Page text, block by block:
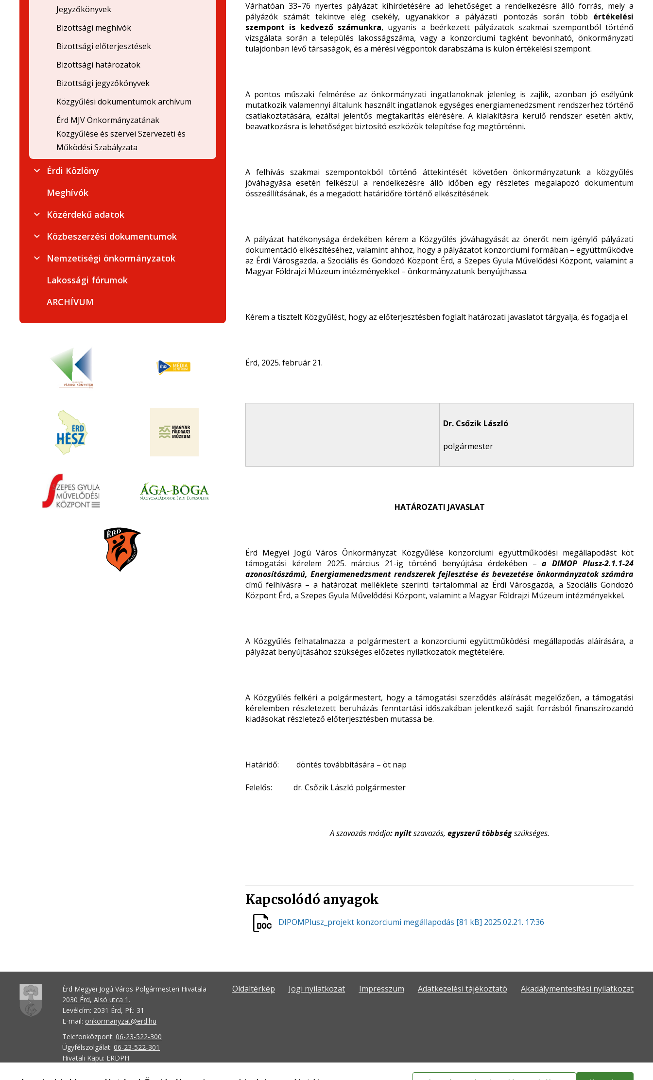
Várhatóan 33–76 nyertes pályázat kihirdetésére ad lehetőséget a rendelkezésre álló forrás, mely a
pályázók számát tekintve elég csekély, ugyanakkor a pályázati pontozás során több értékelési
szempont is kedvező számunkra, ugyanis a beérkezett pályázatok szakmai szempontból történő
vizsgálata során a település lakosságszáma, vagy a konzorciumi tagként bevonható, önkormányzati
tulajdonban lévő társaságok, és a mérési végpontok darabszáma is külön értékelési szempont.
A pontos műszaki felmérése az önkormányzati ingatlanoknak jelenleg is zajlik, azonban jó esélyünk
mutatkozik valamennyi általunk használt ingatlanok egységes energiamenedzsment rendszerhez történő
csatlakoztatására, ezáltal jelentős megtakarítás elérésére. A kialakításra kerülő rendszer esetén aktív,
beavatkozásra is lehetőséget biztosító eszközök telepítése fog megtörténni.
A felhívás szakmai szempontokból történő áttekintését követően önkormányzatunk a közgyűlés
jóváhagyása esetén felkészül a rendelkezésre álló időben egy részletes megalapozó dokumentum
összeállításának, és a megadott határidőre történő elkészítésének.
A pályázat hatékonysága érdekében kérem a Közgyűlés jóváhagyását az önerőt nem igénylő pályázati
dokumentáció elkészítéséhez, valamint ahhoz, hogy a pályázatot konzorciumi formában – együttműködve
az Érdi Városgazda, a Szociális és Gondozó Központ Érd, a Szepes Gyula Művelődési Központ, valamint a
Magyar Földrajzi Múzeum intézményekkel – önkormányzatunk benyújthassa.
Kérem a tisztelt Közgyűlést, hogy az előterjesztésben foglalt határozati javaslatot tárgyalja, és fogadja el.
Érd, 2025. február 21.
Dr. Csőzik László
polgármester
HATÁROZATI JAVASLAT
Érd Megyei Jogú Város Önkormányzat Közgyűlése konzorciumi együttműködési megállapodást köt
támogatási kérelem 2025. március 21-ig történő benyújtása érdekében –a DIMOP Plusz-2.1.1-24
azonosítószámú, Energiamenedzsment rendszerek fejlesztése és bevezetése önkormányzatok számára
című felhívásra – a határozat melléklete szerinti tartalommal az Érdi Városgazda, a Szociális Gondozó
Központ Érd, a Szepes Gyula Művelődési Központ, valamint a Magyar Földrajzi Múzeum intézményekkel.
A Közgyűlés felhatalmazza a polgármestert a konzorciumi együttműködési megállapodás aláírására, a
pályázat benyújtásához szükséges előzetes nyilatkozatok megtételére.
A Közgyűlés felkéri a polgármestert, hogy a támogatási szerződés aláírását megelőzően, a támogatási
kérelemben részletezett beruházás fenntartási időszakában jelentkező saját forrásból finanszírozandó
kiadásokat részletező előterjesztésben mutassa be.
Határidő: döntés továbbítására – öt nap
Felelős: dr. Csőzik László polgármester
A szavazás módja: nyíltszavazás, egyszerű többségszükséges.
Kapcsolódó anyagok
DIPOMPlusz_projekt konzorciumi megállapodás [81 kB] 2025.02.21. 17:36
Jegyzőkönyvek
Bizottsági meghívók
Bizottsági előterjesztések
Bizottsági határozatok
Bizottsági jegyzőkönyvek
Közgyűlési dokumentumok archívum
Érd MJV Önkormányzatának
Közgyűlése és szervei Szervezeti és
Működési Szabályzata
Érdi Közlöny
Meghívók
Közérdekű adatok
Közbeszerzési dokumentumok
Nemzetiségi önkormányzatok
Lakossági fórumok
ARCHÍVUM
Érd Megyei Jogú Város Polgármesteri Hivatala
2030 Érd, Alsó utca 1.
Levélcím: 2031 Érd, Pf.: 31
E-mail: onkormanyzat@erd.hu
Telefonközpont: 06-23-522-300
Ügyfélszolgálat: 06-23-522-301
Hivatali Kapu: ERDPH
Oldaltérkép Jogi nyilatkozat Impresszum Adatkezelési tájékoztató Akadálymentesítési nyilatkozat